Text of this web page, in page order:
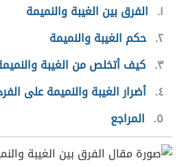
١
الفرق بين الغيبة والنميمة
٢ حكم الغيبة والنميمة
٣ كيف أتخلص من الغيبة
٤ أضرار الغيبة والنميمة على
٥
المراجع